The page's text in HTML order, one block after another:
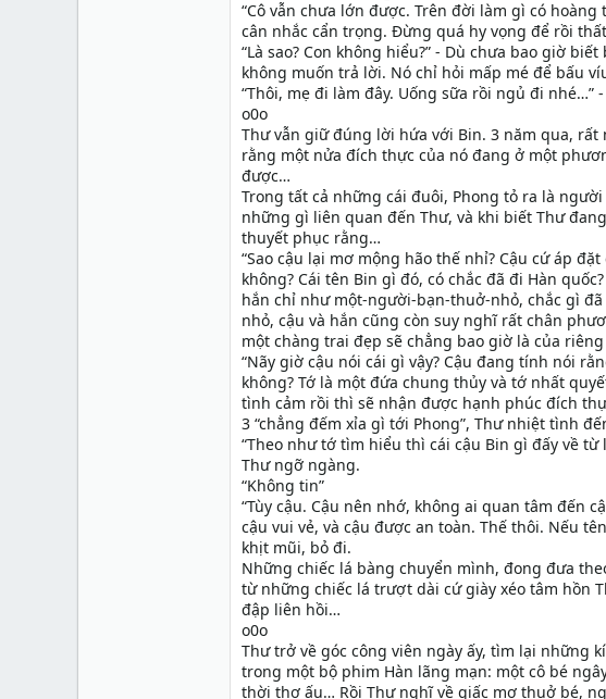
“Cô vẫn chưa lớn được. Trên đời làm gì có
cân nhắc cẩn trọng. Đừng quá hy vọng để rồi
“Là sao? Con không hiểu?” - Dù chưa bao giờ
không muốn trả lời. Nó chỉ hỏi mấp mé để bấu
“Thôi, mẹ đi làm đây. Uống sữa rồi ngủ đi
o0o
Thư vẫn giữ đúng lời hứa với Bin. 3 năm qua,
rằng một nửa đích thực của nó đang ở một
được…
Trong tất cả những cái đuôi, Phong tỏ ra là
những gì liên quan đến Thư, và khi biết Thư
thuyết phục rằng…
“Sao cậu lại mơ mộng hão thế nhỉ? Cậu cứ áp
không? Cái tên Bin gì đó, có chắc đã đi Hàn
hắn chỉ như một-người-bạn-thuở-nhỏ, chắc gì
nhỏ, cậu và hắn cũng còn suy nghĩ rất chân
một chàng trai đẹp sẽ chẳng bao giờ là của
“Nãy giờ cậu nói cái gì vậy? Cậu đang tính nói
không? Tớ là một đứa chung thủy và tớ nhất
tình cảm rồi thì sẽ nhận được hạnh phúc đích
3 “chẳng đếm xỉa gì tới Phong”, Thư nhiệt tình
“Theo như tớ tìm hiểu thì cái cậu Bin gì đấy về
Thư ngỡ ngàng.
“Không tin”
“Tùy cậu. Cậu nên nhớ, không ai quan tâm đến
cậu vui vẻ, và cậu được an toàn. Thế thôi. Nếu
khịt mũi, bỏ đi.
Những chiếc lá bàng chuyển mình, đong đưa
từ những chiếc lá trượt dài cứ giày xéo tâm hồn
đập liên hồi…
o0o
Thư trở về góc công viên ngày ấy, tìm lại những
trong một bộ phim Hàn lãng mạn: một cô bé
thời thơ ấu… Rồi Thư nghĩ về giấc mơ thuở bé,